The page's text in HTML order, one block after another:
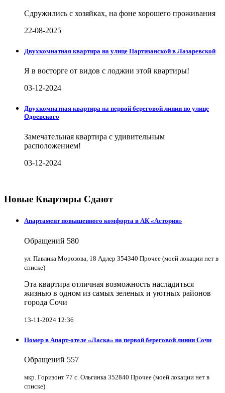
Сдружились с хозяйках, на фоне хорошего проживания
22-08-2025
Двухкомнатная квартира на улице Партизанской в Лазаревской
Я в восторге от видов с лоджии этой квартиры!
03-12-2024
Двухкомнатная квартира на первой береговой линии по улице
Одоевского
Замечательная квартира с удивительным
расположением!
03-12-2024
Новые Квартиры Сдают
Апартамент повышенного комфорта в АК «Астория»
Обращений 580
ул. Павлика Морозова, 18 Адлер 354340 Прочее (моей локации нет в
списке)
Эта квартира отличная возможность насладиться
жизнью в одном из самых зеленых и уютных районов
города Сочи
13-11-2024 12:36
Номер в Апарт-отеле «Ласка» на первой береговой линии Сочи
Обращений 557
мкр. Горизонт 77 с. Ольгинка 352840 Прочее (моей локации нет в
списке)